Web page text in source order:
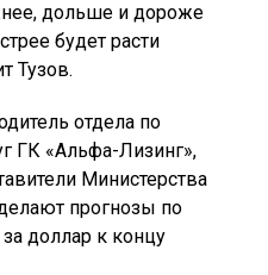
дольше и дороже
будет расти
Тузов.
отдела по
ГК «Альфа-Лизинг»,
Министерства
прогнозы по
доллар к концу